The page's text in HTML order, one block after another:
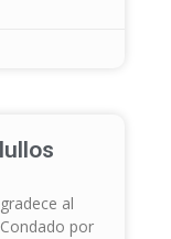
al
por